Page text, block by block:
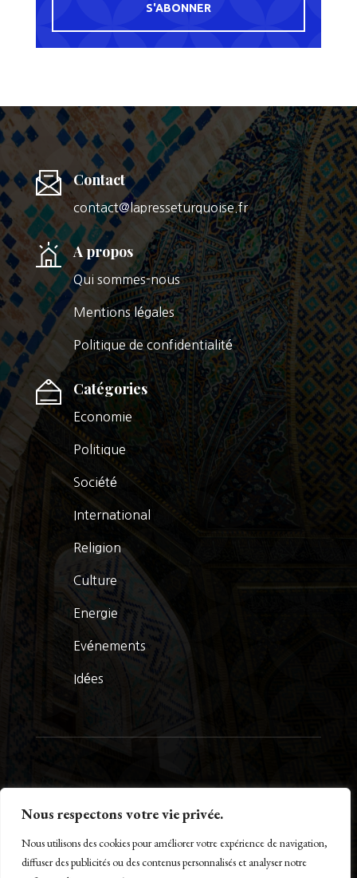
Nous respectons votre vie privée.
Nous utilisons des cookies pour améliorer votre expérience de navigation,
diffuser des publicités ou des contenus personnalisés et analyser notre
S'ABONNER
Contact
contact@lapresseturquoise.fr
A propos
Qui sommes-nous
Mentions légales
Politique de confidentialité
Catégories
Economie
Politique
Société
International
Religion
Culture
Energie
Evénements
Idées